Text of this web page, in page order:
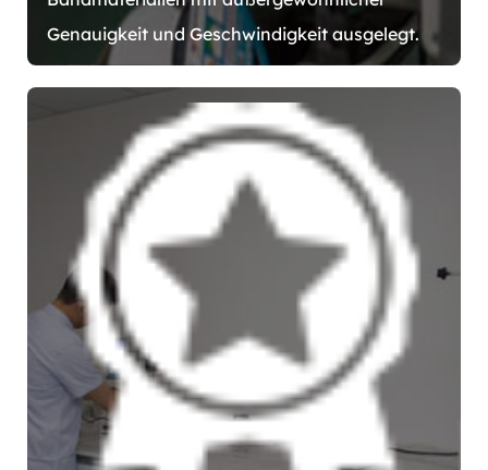
Genauigkeit und Geschwindigkeit ausgelegt.